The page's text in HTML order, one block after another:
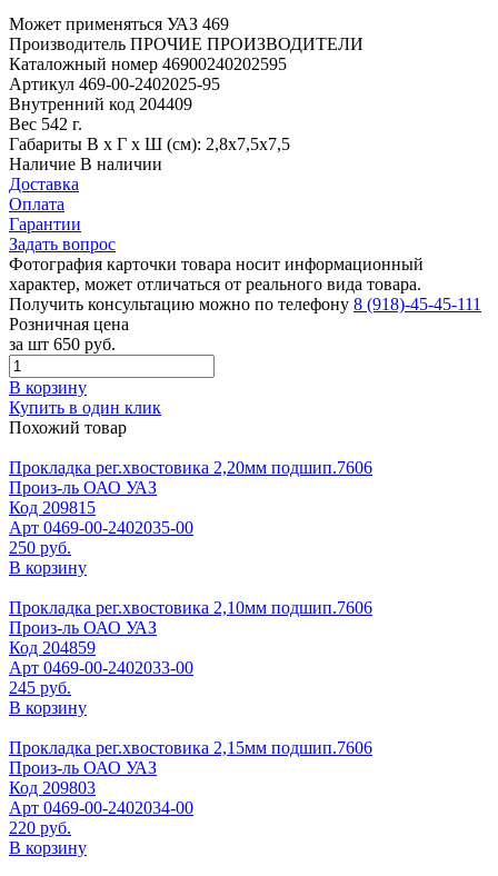
Может применяться УАЗ 469
Производитель ПРОЧИЕ ПРОИЗВОДИТЕЛИ
Каталожный номер 46900240202595
Артикул 469-00-2402025-95
Внутренний код 204409
Вес 542 г.
Габариты В х Г х Ш (см): 2,8х7,5х7,5
Наличие В наличии
Доставка
Оплата
Гарантии
Задать вопрос
Фотография карточки товара носит информационный
характер, может отличаться от реального вида товара.
Получить консультацию можно по телефону 8 (918)-45-45-111
Розничная цена
за шт 650 руб.
В корзину
Купить в один клик
Похожий товар
Прокладка рег.хвостовика 2,20мм подшип.7606
Произ-ль ОАО УАЗ
Код 209815
Арт 0469-00-2402035-00
250 руб.
В корзину
Прокладка рег.хвостовика 2,10мм подшип.7606
Произ-ль ОАО УАЗ
Код 204859
Арт 0469-00-2402033-00
245 руб.
В корзину
Прокладка рег.хвостовика 2,15мм подшип.7606
Произ-ль ОАО УАЗ
Код 209803
Арт 0469-00-2402034-00
220 руб.
В корзину